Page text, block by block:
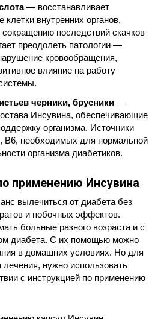
— восстанавливает
клетки внутренних органов,
сокращению последствий скачков
преодолеть патологии —
кровообращения,
влияние на работу
черники, брусники —
Инсувина, обеспечивающие
организма. Источники
В6, необходимых для нормальной
организма диабетиков.
применению Инсувина
вылечиться от диабета без
и побочных эффектов.
больные разного возраста и с
диабета. С их помощью можно
в домашних условиях. Но для
нужно использовать
с инструкцией по применению